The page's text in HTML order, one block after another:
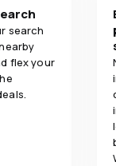
search
flex your